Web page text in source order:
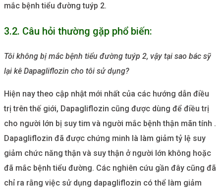
mắc bệnh tiểu đường tuýp 2.
3.2. Câu hỏi thường gặp phổ biến:
Tôi không bị mắc bệnh tiểu đường tuýp 2, vậy tại sao bác sỹ
lại kê Dapagliflozin cho tôi sử dụng?
Hiện nay theo cập nhật mới nhất của các hướng dẫn điều
trị trên thế giới, Dapagliflozin cũng được dùng để điều trị
cho người lớn bị suy tim và người mắc bệnh thận mãn tính .
Dapagliflozin đã được chứng minh là làm giảm tỷ lệ suy
giảm chức năng thận và suy thận ở người lớn không hoặc
đã mắc bệnh tiểu đường. Các nghiên cứu gần đây cũng đã
chỉ ra rằng việc sử dụng dapagliflozin có thể làm giảm